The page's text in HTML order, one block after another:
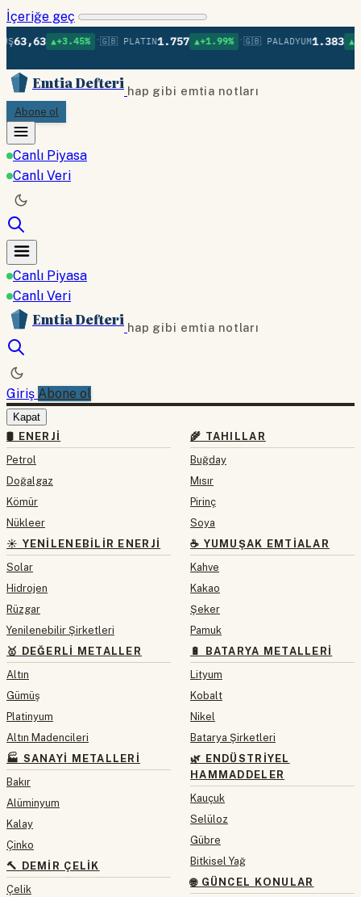
İçeriğe geç
▲+3.45% •🇬🇧 PLATIN 1.757 ▲+1.99% •🇬🇧 PALADYUM1.383 ▲+1.02%
Emtia Defteri hap gibi emtia notları
Abone ol
Canlı Piyasa
Canlı Veri
Canlı Piyasa
Canlı Veri
Emtia Defteri hap gibi emtia notları
Giriş Abone ol
Kapat
🛢 ENERJI
Petrol
Doğalgaz
Kömür
Nükleer
☀️ YENILENEBILIR ENERJI
Solar
Hidrojen
Rüzgar
Yenilenebilir Şirketleri
🥇 DEĞERLI METALLER
Altın
Gümüş
Platinyum
Altın Madencileri
🏭 SANAYI METALLERI
Bakır
Alüminyum
Kalay
Çinko
🔨 DEMIR ÇELIK
Çelik
🌾 TAHILLAR
Buğday
Mısır
Pirinç
Soya
☕ YUMUŞAK EMTIALAR
Kahve
Kakao
Şeker
Pamuk
🔋 BATARYA METALLERI
Lityum
Kobalt
Nikel
Batarya Şirketleri
🌿 ENDÜSTRIYEL
HAMMADDELER
Kauçuk
Selüloz
Gübre
Bitkisel Yağ
🌐 GÜNCEL KONULAR